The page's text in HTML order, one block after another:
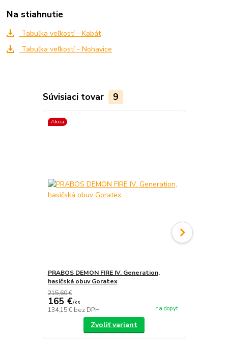
Na stiahnutie
Tabuľka veľkostí - Kabát
Tabuľka veľkostí - Nohavice
Súvisiaci tovar 9
Akcia
PRABOS DEMON FIRE IV. Generation,
hasičská obuv Goratex
215,60 €
165 €/ks
134,15 € bez DPH na dopyt
Zvoliť variant